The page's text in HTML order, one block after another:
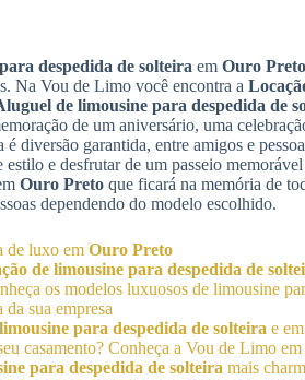
despedida de solteira em Ouro Preto
Na Vou de Limo você encontra a
de limousine para despedida de
de um aniversário, uma
diversão garantida, entre amigos e
e desfrutar de um passeio
Ouro Preto que ficará na memória de
dependendo do modelo escolhido.
de luxo em Ouro Preto
de limousine para despedida de
os modelos luxuosos de limousine
sua empresa
para despedida de solteira e
casamento? Conheça a Vou de Limo em
para despedida de solteira mais